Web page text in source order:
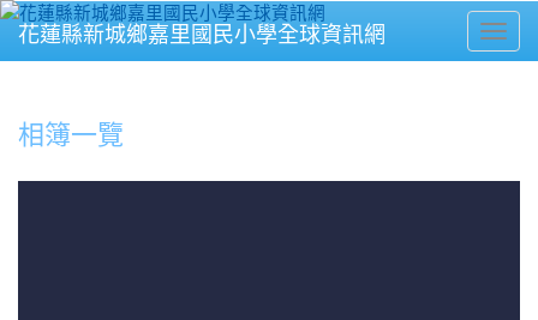
⏸
花蓮縣新城鄉嘉里國民小學全球資訊網
相簿一覽